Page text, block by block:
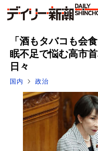
「酒もタバコも会
眠不足で悩む高市
日々
国内 政治